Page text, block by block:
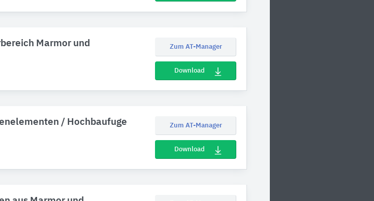
Marmor und
Zum AT-Manager
Download
/ Hochbaufuge
Zum AT-Manager
Download